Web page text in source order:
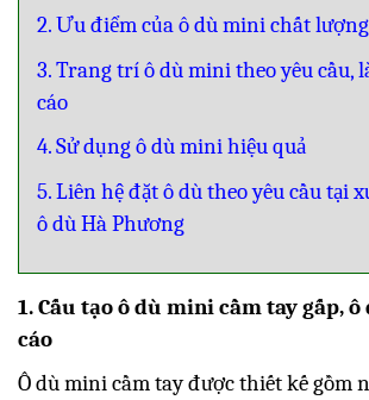
2. Ưu điểm của ô dù mini chất lượng
3. Trang trí ô dù mini theo yêu cầu,
cáo
4. Sử dụng ô dù mini hiệu quả
5. Liên hệ đặt ô dù theo yêu cầu tại
ô dù Hà Phương
1. Cấu tạo ô dù mini cầm tay gấp,
cáo
Ô dù mini cầm tay được thiết kế gồm